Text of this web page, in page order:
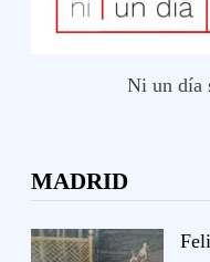
Ni un día
MADRID